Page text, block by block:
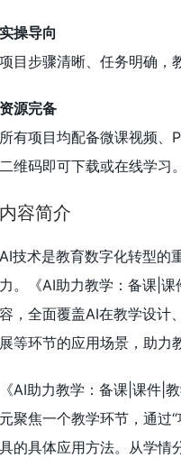
实操导向
项目步骤清晰、任务明确，
资源完备
所有项目均配备微课视频、
二维码即可下载或在线学习。
内容简介
AI技术是教育数字化转型的
力。《AI助力教学：备课|
容，全面覆盖AI在教学设计
展等环节的应用场景，助力
《AI助力教学：备课|课件|
元聚焦一个教学环节，通
具的具体应用方法。从学情